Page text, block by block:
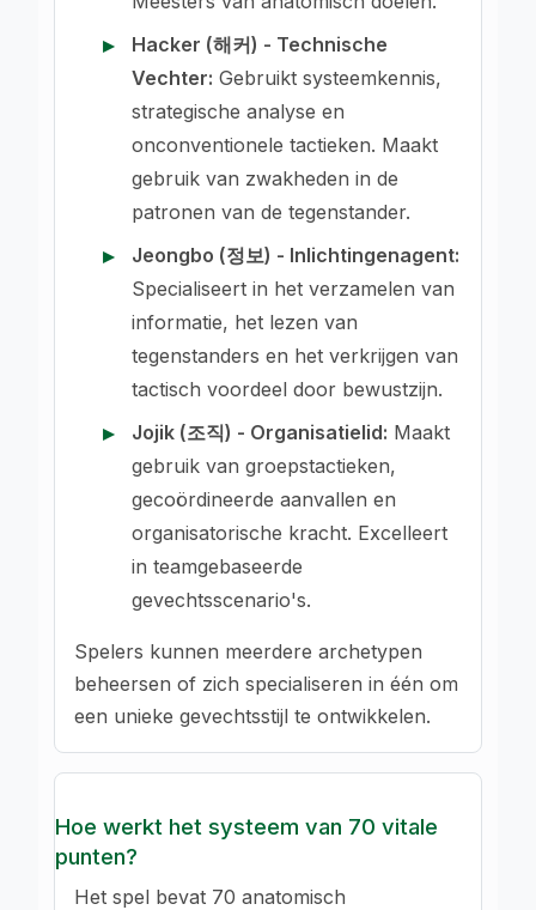
Hacker (해커) - Technische
Vechter: Gebruikt systeemkennis,
strategische analyse en
onconventionele tactieken. Maakt
gebruik van zwakheden in de
patronen van de tegenstander.
Jeongbo (정보) - Inlichtingenagent:
Specialiseert in het verzamelen van
informatie, het lezen van
tegenstanders en het verkrijgen van
tactisch voordeel door bewustzijn.
Jojik (조직) - Organisatielid: Maakt
gebruik van groepstactieken,
gecoördineerde aanvallen en
organisatorische kracht. Excelleert
in teamgebaseerde
gevechtsscenario's.
Spelers kunnen meerdere archetypen
beheersen of zich specialiseren in één om
een unieke gevechtsstijl te ontwikkelen.
Hoe werkt het systeem van 70 vitale
punten?
Het spel bevat 70 anatomisch